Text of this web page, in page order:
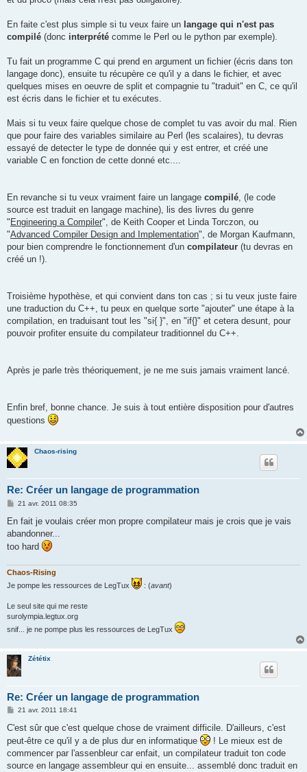
En faite c'est plus simple si tu veux faire un langage qui n'est pas
compilé (donc interprété comme le Perl ou le python par exemple).
Tu fait un programme C qui prend en argument un fichier (écris dans ton
langage donc), ensuite tu récupère ce qu'il y a dans le fichier, et avec
quelques mises en oeuvre de split et compagnie tu "traduit" en C, ce qu'il
est écris dans le fichier et tu exécutes.
Mais si tu veux faire quelque chose de complet tu vas avoir du mal. Rien
que pour faire des variables similaire au Perl (les scalaires), tu devras
essayé de detecter le type de donnée qui y est entrer, et créé une
variable C en fonction de cette donné etc....
En revanche si tu veux vraiment faire un langage compilé, (le code
source est traduit en langage machine), lis des livres du genre
" Engineering a Compiler", de Keith Cooper et Linda Torczon, ou
"Advanced Compiler Design and Implementation", de Morgan Kaufmann,
pour bien comprendre le fonctionnement d'un compilateur (tu devras en
créé un !).
Troisième hypothèse, et qui convient dans ton cas ; si tu veux juste faire
une traduction du C++, tu peux en quelque sorte "ajouter" une étape à la
compilation, en traduisant tout les "si{ }", en "if{}" et cetera desunt, pour
pouvoir profiter ensuite du compilateur traditionnel du C++.
Après je parle très théoriquement, je ne me suis jamais vraiment lancé.
Enfin bref, bonne chance. Je suis à tout entière disposition pour d'autres
questions
Chaos-rising
Re: Créer un langage de programmation
M
s
a
g
e
21 avr. 2011 08:35
En fait je voulais créer mon propre compilateur mais je crois que je vais
abandonner...
too hard
Chaos-Rising
Je pompe les ressources de LegTux
: (avant)
Le seul site qui me reste
surolympia.legtux.org
snif... je ne pompe plus les ressources de LegTux
Zététix
Re: Créer un langage de programmation
M
s
a
g
e
21 avr. 2011 18:41
C'est sûr que c'est quelque chose de vraiment difficile. D'ailleurs, c'est
peut-être ce qu'il y a de plus dur en informatique
! Le mieux est de
commencer par l'assenbleur car enfait, un compilateur traduit ton code
source en langage assembleur qui en ensuite... assemblé donc traduit en